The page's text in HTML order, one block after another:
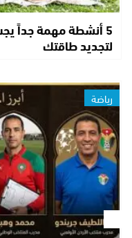
5 أنشطة مهمة جداً
لتجديد طاقتك
رياضة